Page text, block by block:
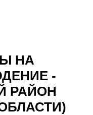
НА
-
РАЙОН